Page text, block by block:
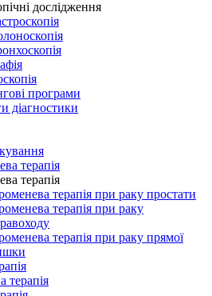
дослідження
програми
діагностики
терапія
терапія
терапія при раку простати
терапія при раку
терапія при раку прямої
терапія